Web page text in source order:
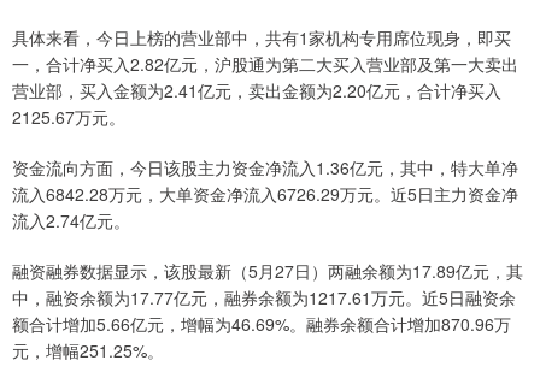
具体来看，今日上榜的营业部中，共有1家机构专用席位现身，即买
一，合计净买入2.82亿元，沪股通为第二大买入营业部及第一大卖出
营业部，买入金额为2.41亿元，卖出金额为2.20亿元，合计净买入
2125.67万元。
资金流向方面，今日该股主力资金净流入1.36亿元，其中，特大单净
流入6842.28万元，大单资金净流入6726.29万元。近5日主力资金净
流入2.74亿元。
融资融券数据显示，该股最新（5月27日）两融余额为17.89亿元，其
中，融资余额为17.77亿元，融券余额为1217.61万元。近5日融资余
额合计增加5.66亿元，增幅为46.69%。融券余额合计增加870.96万
元，增幅251.25%。